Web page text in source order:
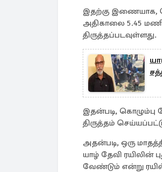
இதற்கு இணையாக,
அதிகாலை 5.45
திருத்தப்படவுள்ளது.
இதன்படி, கொழும்பு
திருத்தம்
அதன்படி, ஒரு
யாழ் தேவி ரயிலின்
வேண்டும் என்று